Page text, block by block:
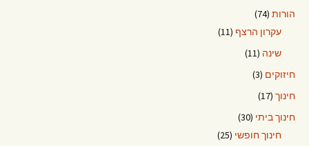
הורות (74)
עקרון הרצף (11)
שינה (11)
חיזוקים (3)
חינוך (17)
חינוך ביתי (30)
חינוך חופשי (25)